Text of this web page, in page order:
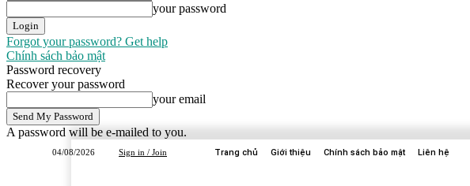
your password
Forgot your password? Get help
Chính sách bảo mật
Password recovery
Recover your password
your email
A password will be e-mailed to you.
04/08/2026 Sign in / Join Trang chủ Giới thiệu Chính sách bảo mật Liên hệ